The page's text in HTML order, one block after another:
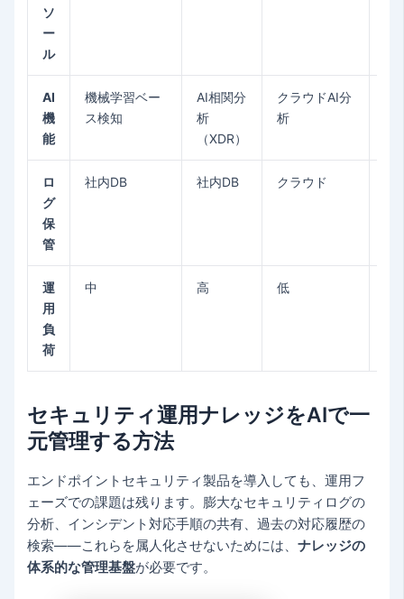
ソ
ー
ル
AI
機
能
機械学習ベー
ス検知
AI相関分
析
（XDR）
クラウドAI分
析
ロ
グ
保
管
社内DB 社内DB クラウド
運
用
負
荷
中 高 低
セキュリティ運用ナレッジをAIで一
元管理する方法
エンドポイントセキュリティ製品を導入しても、運用フ
ェーズでの課題は残ります。膨大なセキュリティログの
分析、インシデント対応手順の共有、過去の対応履歴の
検索——これらを属人化させないためには、ナレッジの
体系的な管理基盤が必要です。